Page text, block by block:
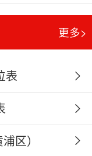
更多>
表
区）